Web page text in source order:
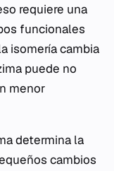
requiere una
funcionales
isomería cambia
puede no
menor
determina la
cambios